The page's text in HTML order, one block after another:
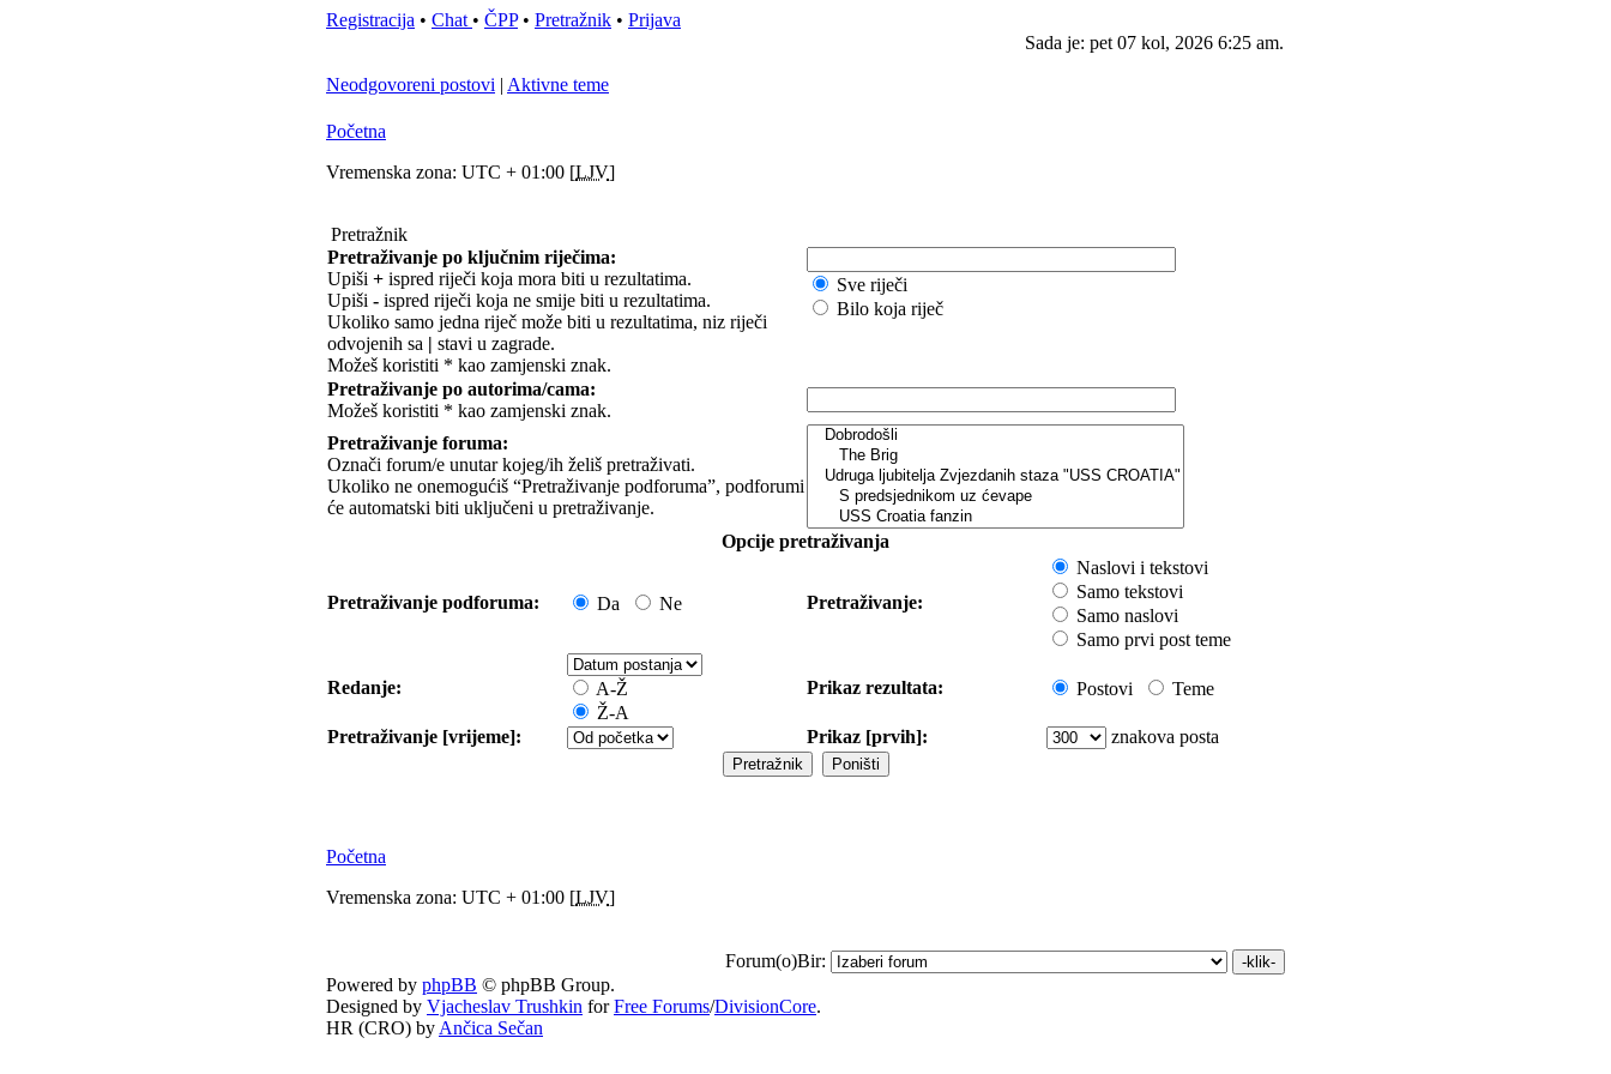
Registracija • Chat • ČPP• Pretražnik • Prijava
Sada je: pet 07 kol, 2026 6:25 am.
Neodgovoreni postovi | Aktivne teme
Početna
Vremenska zona: UTC + 01:00 [LJV]
Pretražnik
Pretraživanje po ključnim riječima:
Upiši + ispred riječi koja mora biti u rezultatima.
Upiši - ispred riječi koja ne smije biti u rezultatima.
Ukoliko samo jedna riječ može biti u rezultatima, niz riječi
odvojenih sa | stavi u zagrade.
Možeš koristiti * kao zamjenski znak.
Sve riječi
Bilo koja riječ
Pretraživanje po autorima/cama:
Možeš koristiti * kao zamjenski znak.
Pretraživanje foruma:
Označi forum/e unutar kojeg/ih želiš pretraživati.
Ukoliko ne onemogućiš “Pretraživanje podforuma”, podforumi
će automatski biti uključeni u pretraživanje.
Opcije pretraživanja
Pretraživanje podforuma: Da Ne Pretraživanje:
Naslovi i tekstovi
Samo tekstovi
Samo naslovi
Samo prvi post teme
Redanje:
A-Ž
Ž-A
Prikaz rezultata: Postovi Teme
Pretraživanje [vrijeme]: Prikaz [prvih]: znakova posta
Početna
Vremenska zona: UTC + 01:00 [LJV]
Forum(o)Bir:
Powered by phpBB © phpBB Group.
Designed by Vjacheslav Trushkin forFree Forums/DivisionCore.
HR (CRO) by Ančica Sečan